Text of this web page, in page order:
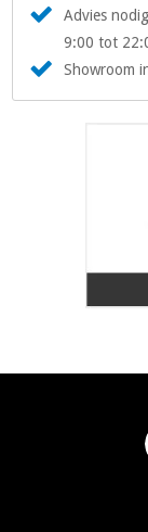
Advies
9:00 tot
Showroom